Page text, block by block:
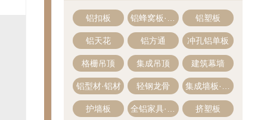
铝扣板 铝塑板
铝天花 铝方通 冲孔铝单板
格栅吊顶 集成吊顶 建筑幕墙
铝型材·铝材 轻钢龙骨
护墙板 挤塑板